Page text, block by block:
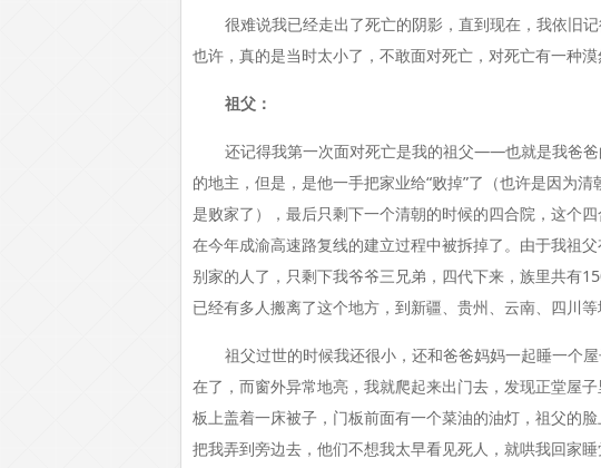
很难说我已经走出了死亡的阴影，直到现在，我依旧
也许，真的是当时太小了，不敢面对死亡，对死亡有一种漠
祖父：
还记得我第一次面对死亡是我的祖父——也就是我爸
的地主，但是，是他一手把家业给“败掉”了（也许是因为
是败家了），最后只剩下一个清朝的时候的四合院，这个
在今年成渝高速路复线的建立过程中被拆掉了。由于我祖
别家的人了，只剩下我爷爷三兄弟，四代下来，族里共有
已经有多人搬离了这个地方，到新疆、贵州、云南、四川等
祖父过世的时候我还很小，还和爸爸妈妈一起睡一个
在了，而窗外异常地亮，我就爬起来出门去，发现正堂屋
板上盖着一床被子，门板前面有一个菜油的油灯，祖父的
把我弄到旁边去，他们不想我太早看见死人，就哄我回家